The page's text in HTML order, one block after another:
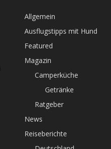
Allgemein
Ausflugstipps mit Hund
Featured
Magazin
Camperküche
Getränke
Ratgeber
News
Reiseberichte